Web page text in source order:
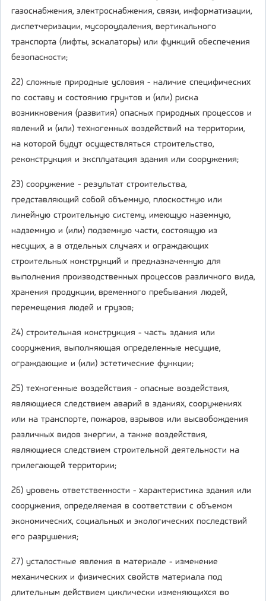
газоснабжения, электроснабжения, связи, информатизации,
диспетчеризации, мусороудаления, вертикального
транспорта (лифты, эскалаторы) или функций обеспечения
безопасности;
22) сложные природные условия - наличие специфических
по составу и состоянию грунтов и (или) риска
возникновения (развития) опасных природных процессов и
явлений и (или) техногенных воздействий на территории,
на которой будут осуществляться строительство,
реконструкция и эксплуатация здания или сооружения;
23) сооружение - результат строительства,
представляющий собой объемную, плоскостную или
линейную строительную систему, имеющую наземную,
надземную и (или) подземную части, состоящую из
несущих, а в отдельных случаях и ограждающих
строительных конструкций и предназначенную для
выполнения производственных процессов различного вида,
хранения продукции, временного пребывания людей,
перемещения людей и грузов;
24) строительная конструкция - часть здания или
сооружения, выполняющая определенные несущие,
ограждающие и (или) эстетические функции;
25) техногенные воздействия - опасные воздействия,
являющиеся следствием аварий в зданиях, сооружениях
или на транспорте, пожаров, взрывов или высвобождения
различных видов энергии, а также воздействия,
являющиеся следствием строительной деятельности на
прилегающей территории;
26) уровень ответственности - характеристика здания или
сооружения, определяемая в соответствии с объемом
экономических, социальных и экологических последствий
его разрушения;
27) усталостные явления в материале - изменение
механических и физических свойств материала под
длительным действием циклически изменяющихся во